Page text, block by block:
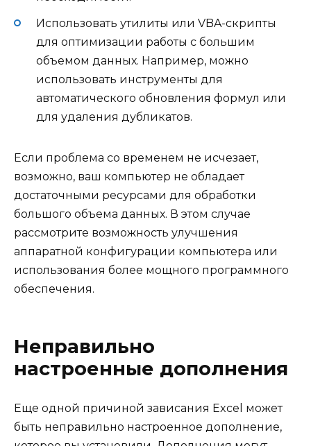
Использовать утилиты или VBA-скрипты
для оптимизации работы с большим
объемом данных. Например, можно
использовать инструменты для
автоматического обновления формул или
для удаления дубликатов.
Если проблема со временем не исчезает,
возможно, ваш компьютер не обладает
достаточными ресурсами для обработки
большого объема данных. В этом случае
рассмотрите возможность улучшения
аппаратной конфигурации компьютера или
использования более мощного программного
обеспечения.
Неправильно
настроенные дополнения
Еще одной причиной зависания Excel может
быть неправильно настроенное дополнение,